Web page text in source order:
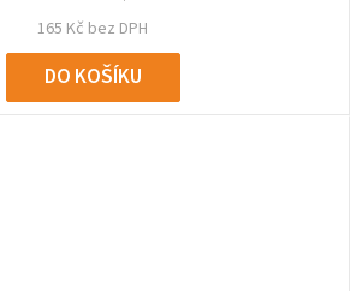
165 Kč bez DPH
DO KOŠÍKU